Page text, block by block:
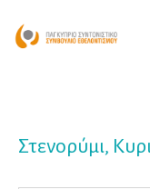
Στενορύμι,